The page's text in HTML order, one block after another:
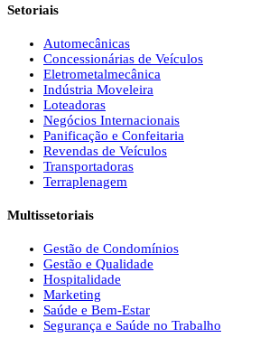
Setoriais
Automecânicas
Concessionárias de Veículos
Eletrometalmecânica
Indústria Moveleira
Loteadoras
Negócios Internacionais
Panificação e Confeitaria
Revendas de Veículos
Transportadoras
Terraplenagem
Multissetoriais
Gestão de Condomínios
Gestão e Qualidade
Hospitalidade
Marketing
Saúde e Bem-Estar
Segurança e Saúde no Trabalho